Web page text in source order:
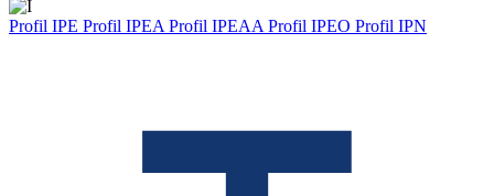
Profil IPE Profil IPEA Profil IPEAA Profil IPEO Profil IPN